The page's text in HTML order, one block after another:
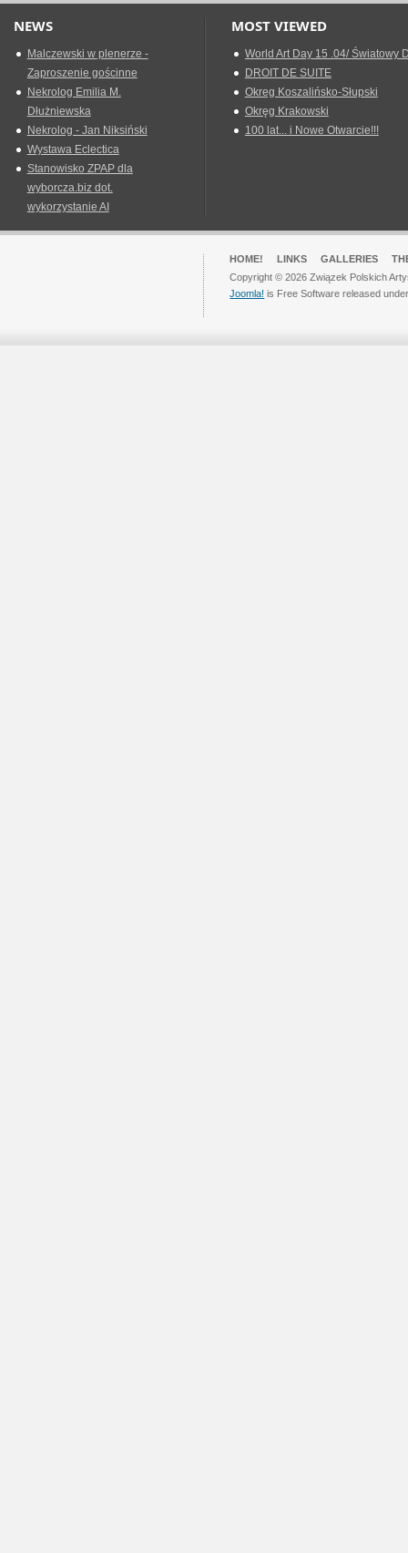
NEWS
Malczewski w plenerze -
Zaproszenie gościnne
Nekrolog Emilia M.
Dłużniewska
Nekrolog - Jan Niksiński
Wystawa Eclectica
Stanowisko ZPAP dla
wyborcza.biz dot.
wykorzystanie AI
MOST VIEWED
World Art Day 15 .04/ Światowy
DROIT DE SUITE
Okreg Koszalińsko-Słupski
Okręg Krakowski
100 lat... i Nowe Otwarcie!!!
HOME! LINKS GALLERIES
Copyright © 2026 Związek Polskich
Joomla! is Free Software released